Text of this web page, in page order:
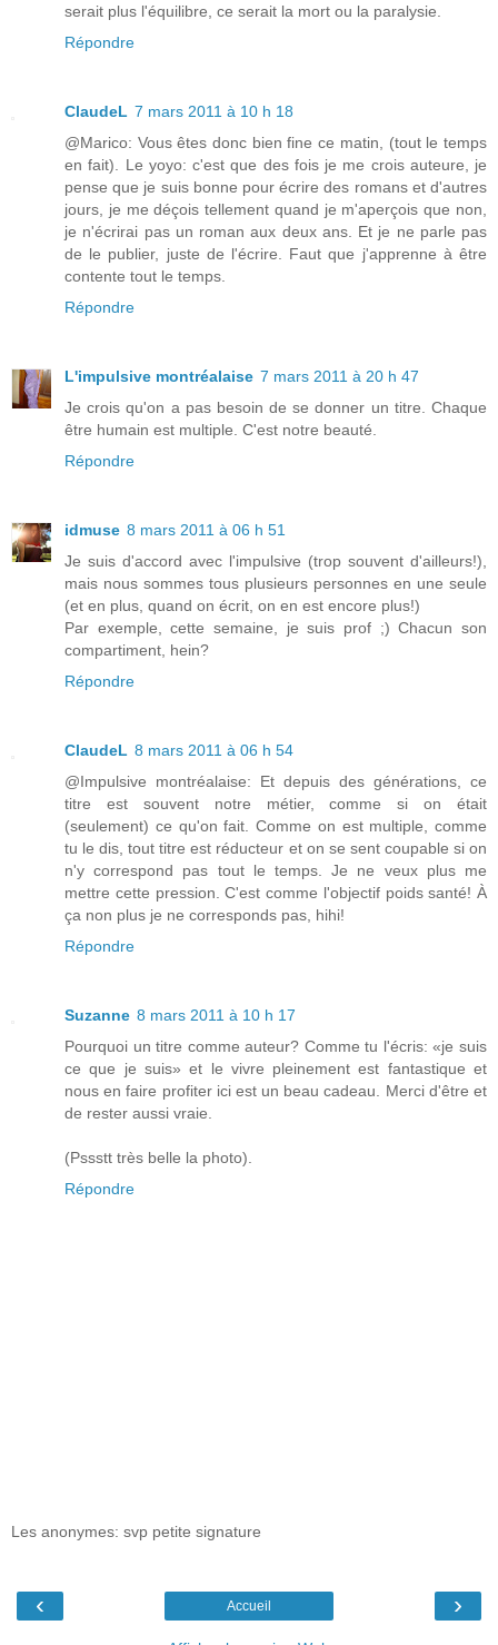
serait plus l'équilibre, ce serait la mort ou la paralysie.
Répondre
ClaudeL 7 mars 2011 à 10 h 18
@Marico: Vous êtes donc bien fine ce matin, (tout le temps
en fait). Le yoyo: c'est que des fois je me crois auteure, je
pense que je suis bonne pour écrire des romans et d'autres
jours, je me déçois tellement quand je m'aperçois que non,
je n'écrirai pas un roman aux deux ans. Et je ne parle pas
de le publier, juste de l'écrire. Faut que j'apprenne à être
contente tout le temps.
Répondre
L'impulsive montréalaise 7 mars 2011 à 20 h 47
Je crois qu'on a pas besoin de se donner un titre. Chaque
être humain est multiple. C'est notre beauté.
Répondre
idmuse 8 mars 2011 à 06 h 51
Je suis d'accord avec l'impulsive (trop souvent d'ailleurs!),
mais nous sommes tous plusieurs personnes en une seule
(et en plus, quand on écrit, on en est encore plus!)
Par exemple, cette semaine, je suis prof ;) Chacun son
compartiment, hein?
Répondre
ClaudeL 8 mars 2011 à 06 h 54
@Impulsive montréalaise: Et depuis des générations, ce
titre est souvent notre métier, comme si on était
(seulement) ce qu'on fait. Comme on est multiple, comme
tu le dis, tout titre est réducteur et on se sent coupable si on
n'y correspond pas tout le temps. Je ne veux plus me
mettre cette pression. C'est comme l'objectif poids santé! À
ça non plus je ne corresponds pas, hihi!
Répondre
Suzanne 8 mars 2011 à 10 h 17
Pourquoi un titre comme auteur? Comme tu l'écris: «je suis
ce que je suis» et le vivre pleinement est fantastique et
nous en faire profiter ici est un beau cadeau. Merci d'être et
de rester aussi vraie.
(Pssstt très belle la photo).
Répondre
Les anonymes: svp petite signature
‹ ›
Accueil